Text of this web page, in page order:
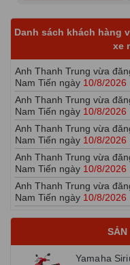
Danh sách khách hàng
xe
Anh Thanh Trung vừa
Anh Thanh Trung vừa
Nam Tiến ngày 10/8/2026
Anh Thanh Trung vừa
Nam Tiến ngày 10/8/2026
Anh Thanh Trung vừa
Nam Tiến ngày 10/8/2026
Anh Thanh Trung vừa
Nam Tiến ngày 10/8/2026
Anh Thanh Trung vừa
Nam Tiến ngày 10/8/2026
10/8/2026
Anh Thanh Trung vừa
Nam Tiến ngày10/8/2026
SẢN
Yamaha